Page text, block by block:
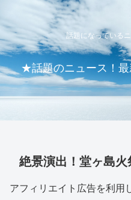
話題になっている
★話題のニュース！
絶景演出！堂ヶ島
アフィリエイト広告を利用